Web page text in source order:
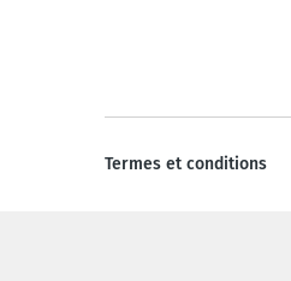
Termes et conditions